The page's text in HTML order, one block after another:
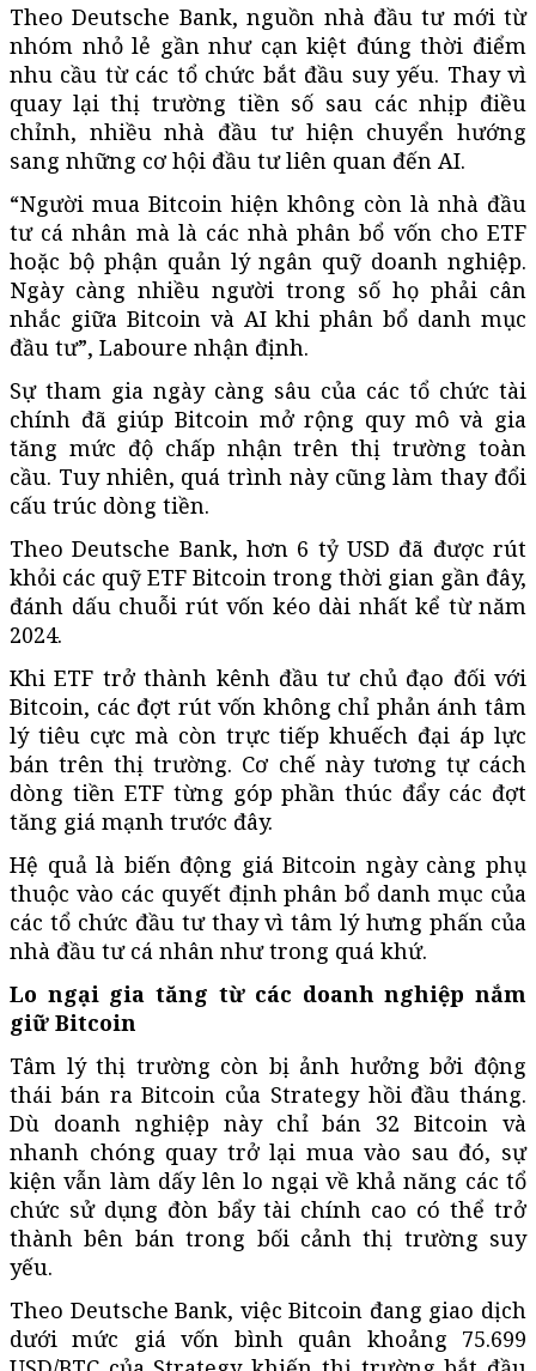
Theo Deutsche Bank, nguồn nhà đầu tư mới từ
nhóm nhỏ lẻ gần như cạn kiệt đúng thời điểm
nhu cầu từ các tổ chức bắt đầu suy yếu. Thay vì
quay lại thị trường tiền số sau các nhịp điều
chỉnh, nhiều nhà đầu tư hiện chuyển hướng
sang những cơ hội đầu tư liên quan đến AI.
“Người mua Bitcoin hiện không còn là nhà đầu
tư cá nhân mà là các nhà phân bổ vốn cho ETF
hoặc bộ phận quản lý ngân quỹ doanh nghiệp.
Ngày càng nhiều người trong số họ phải cân
nhắc giữa Bitcoin và AI khi phân bổ danh mục
đầu tư”, Laboure nhận định.
Sự tham gia ngày càng sâu của các tổ chức tài
chính đã giúp Bitcoin mở rộng quy mô và gia
tăng mức độ chấp nhận trên thị trường toàn
cầu. Tuy nhiên, quá trình này cũng làm thay đổi
cấu trúc dòng tiền.
Theo Deutsche Bank, hơn 6 tỷ USD đã được rút
khỏi các quỹ ETF Bitcoin trong thời gian gần đây,
đánh dấu chuỗi rút vốn kéo dài nhất kể từ năm
2024.
Khi ETF trở thành kênh đầu tư chủ đạo đối với
Bitcoin, các đợt rút vốn không chỉ phản ánh tâm
lý tiêu cực mà còn trực tiếp khuếch đại áp lực
bán trên thị trường. Cơ chế này tương tự cách
dòng tiền ETF từng góp phần thúc đẩy các đợt
tăng giá mạnh trước đây.
Hệ quả là biến động giá Bitcoin ngày càng phụ
thuộc vào các quyết định phân bổ danh mục của
các tổ chức đầu tư thay vì tâm lý hưng phấn của
nhà đầu tư cá nhân như trong quá khứ.
Lo ngại gia tăng từ các doanh nghiệp nắm
giữ Bitcoin
Tâm lý thị trường còn bị ảnh hưởng bởi động
thái bán ra Bitcoin của Strategy hồi đầu tháng.
Dù doanh nghiệp này chỉ bán 32 Bitcoin và
nhanh chóng quay trở lại mua vào sau đó, sự
kiện vẫn làm dấy lên lo ngại về khả năng các tổ
chức sử dụng đòn bẩy tài chính cao có thể trở
thành bên bán trong bối cảnh thị trường suy
yếu.
Theo Deutsche Bank, việc Bitcoin đang giao dịch
dưới mức giá vốn bình quân khoảng 75.699